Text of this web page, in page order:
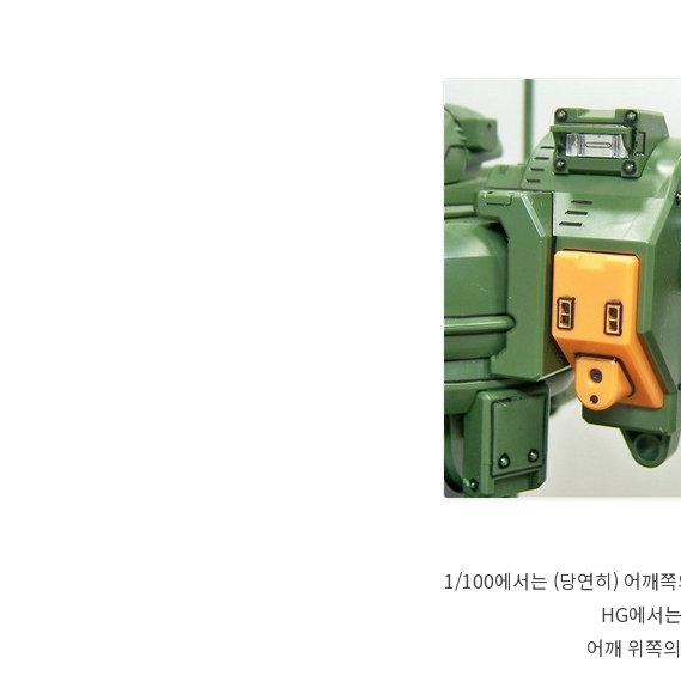
1/100에서는 (당연히) 어깨
HG에서
어깨 위쪽